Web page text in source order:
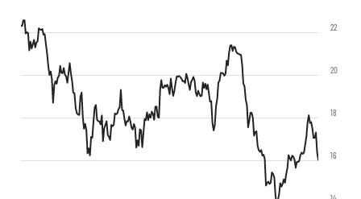
16
18
20
22